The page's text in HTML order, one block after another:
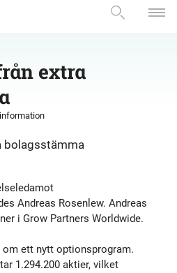
extra
bolagsstämma
Andreas Rosenlew. Andreas
i Grow Partners Worldwide.
ett nytt optionsprogram.
1.294.200 aktier, vilket